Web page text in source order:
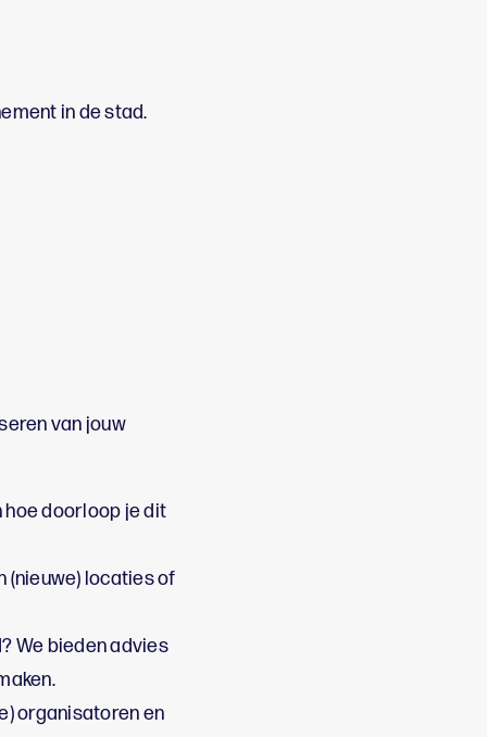
in de stad.
van jouw
hoe doorloop je dit
(nieuwe) locaties of
We bieden advies
organisatoren en